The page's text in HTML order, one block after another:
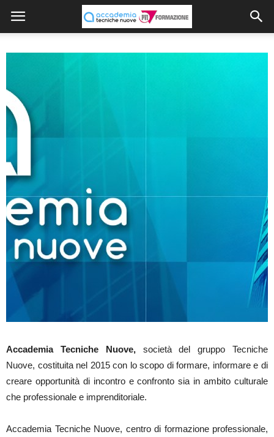
Accademia Tecniche Nuove, società del gruppo Tecniche
Nuove, costituita nel 2015 con lo scopo di formare, informare e di
creare opportunità di incontro e confronto sia in ambito culturale
che professionale e imprenditoriale.
Accademia Tecniche Nuove, centro di formazione professionale,